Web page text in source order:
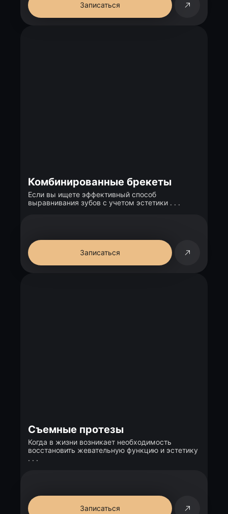
Записаться
Комбинированные брекеты
Если вы ищете эффективный способ
выравнивания зубов с учетом эстетики . . .
Записаться
Съемные протезы
Когда в жизни возникает необходимость
восстановить жевательную функцию и эстетику
. . .
Записаться